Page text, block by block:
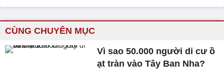
CÙNG CHUYÊN MỤC
Vì sao 50.000 người di cư ồ
ạt tràn vào Tây Ban Nha?